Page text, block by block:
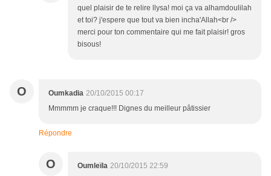
quel plaisir de te relire llysa! moi ça va alhamdoulilah
et toi? j'espere que tout va bien incha'Allah<br />
merci pour ton commentaire qui me fait plaisir! gros
bisous!
O Oumkadia 20/10/2015 00:17
Mmmmm je craque!!! Dignes du meilleur pâtissier
Répondre
O Oumleïla 20/10/2015 22:59